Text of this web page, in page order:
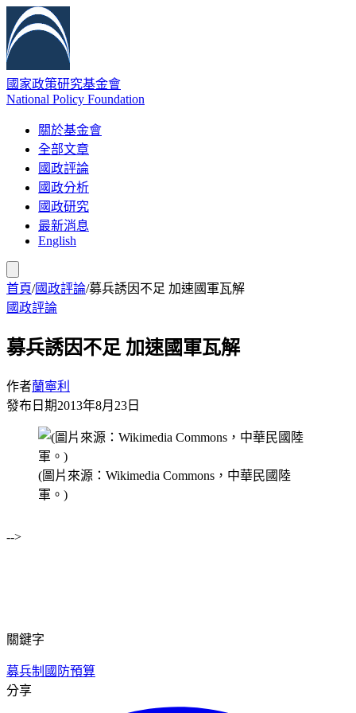
國家政策研究基金會
National Policy Foundation
關於基金會
全部文章
國政評論
國政分析
國政研究
最新消息
English
首頁/國政評論/募兵誘因不足 加速國軍瓦解
國政評論
募兵誘因不足 加速國軍瓦解
作者蘭寧利
發布日期2013年8月23日
(圖片來源：Wikimedia Commons，中華民國陸
軍。)
-->
關鍵字
募兵制 國防預算
分享